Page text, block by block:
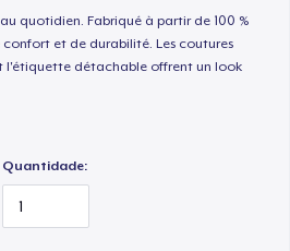
quotidien. Fabriqué à partir de 100 %
et de durabilité. Les coutures
l'étiquette détachable offrent un look
Quantidade: